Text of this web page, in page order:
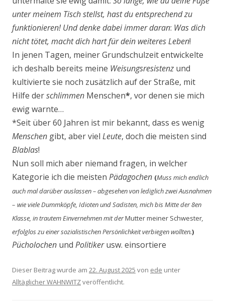
unter meinem Tisch stellst, hast du entsprechend zu
funktionieren! Und denke dabei immer daran: Was dich
nicht tötet, macht dich hart für dein weiteres Leben!
In jenen Tagen, meiner Grundschulzeit entwickelte
ich deshalb bereits meine Weisungsresistenz und
kultivierte sie noch zusätzlich auf der Straße, mit
Hilfe derschlimmen Menschen*, vor denen sie mich
ewig warnte…
*Seit über 60 Jahren ist mir bekannt, dass es wenig
Menschen gibt, aber viel Leute, doch die meisten sind
Blablas!
Nun soll mich aber niemand fragen, in welcher
Kategorie ich die meisten Pädagochen (Muss mich endlich
auch mal darüber auslassen – abgesehen von lediglich zwei Ausnahmen
– wie viele Dummköpfe, Idioten und Sadisten, mich bis Mitte der 8en
Klasse, in trautem Einvernehmen mit derMutter meiner Schwester,
erfolglos zu einer sozialistischen Persönlichkeit verbiegen wollten.)
Pücholochen und Politikerusw. einsortiere
Dieser Beitrag wurde am 22. August 2025 von ede unter
Alltäglicher WAHNWITZveröffentlicht.